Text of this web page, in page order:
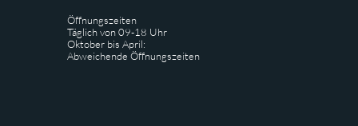
Öffnungszeiten
Täglich von 09-18 Uhr
Oktober bis April:
Abweichende Öffnungszeiten